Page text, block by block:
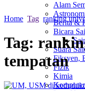
Alam
Berita &
Bicara
Suara
Fiksyen,
Fizik
Kimia
Home Tag ranking
Tag:
tempatan